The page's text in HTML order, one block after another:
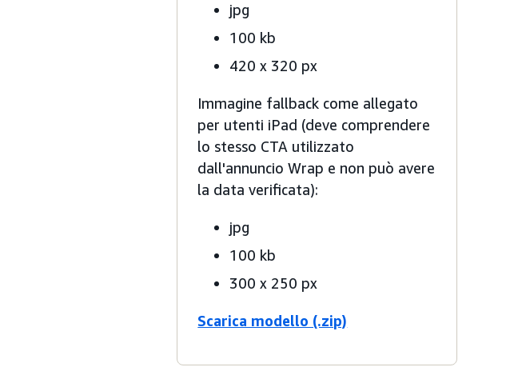
jpg
100 kb
420 x 320 px
Immagine fallback come allegato
per utenti iPad (deve comprendere
lo stesso CTA utilizzato
dall'annuncio Wrap e non può avere
la data verificata):
jpg
100 kb
300 x 250 px
Scarica modello (.zip)